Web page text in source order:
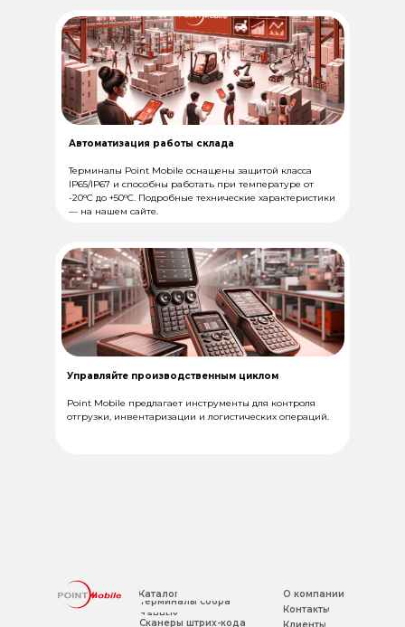
Автоматизация работы склада
Терминалы Point Mobile оснащены защитой класса
IP65/IP67 и способны работать при температуре от
-20°C до +50°C. Подробные технические характеристики
— на нашем сайте.
Управляйте производственным циклом
Point Mobile предлагает инструменты для контроля
отгрузки, инвентаризации и логистических операций.
Каталог
Контакты
Клиенты
О компании
Терминалы сбора
данных
Сканеры штрих-кода